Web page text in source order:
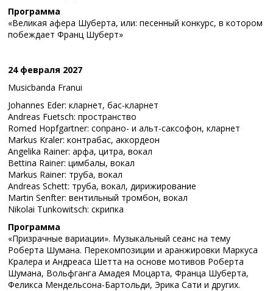
Программа
«Великая афера Шуберта, или: песенный конкурс, в котором
побеждает Франц Шуберт»
24 февраля 2027
Musicbanda Franui
Johannes Eder: кларнет, бас-кларнет
Andreas Fuetsch: пространство
Romed Hopfgartner: сопрано- и альт-саксофон, кларнет
Markus Kraler: контрабас, аккордеон
Angelika Rainer: арфа, цитра, вокал
Bettina Rainer: цимбалы, вокал
Markus Rainer: труба, вокал
Andreas Schett: труба, вокал, дирижирование
Martin Senfter: вентильный тромбон, вокал
Nikolai Tunkowitsch: скрипка
Программа
«Призрачные вариации». Музыкальный сеанс на тему
Роберта Шумана. Перекомпозиции и аранжировки Маркуса
Кралера и Андреаса Шетта на основе мотивов Роберта
Шумана, Вольфганга Амадея Моцарта, Франца Шуберта,
Феликса Мендельсона-Бартольди, Эрика Сати и других.